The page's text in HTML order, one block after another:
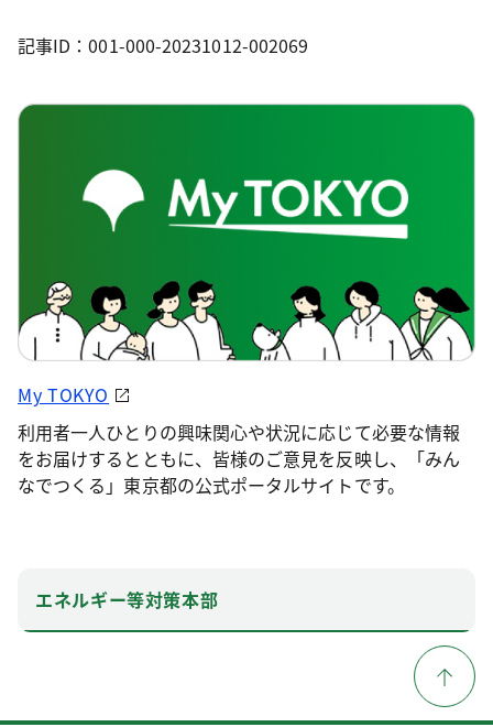
記事ID：001-000-20231012-002069
My TOKYO
利用者一人ひとりの興味関心や状況に応じて必要な情報
をお届けするとともに、皆様のご意見を反映し、「みん
なでつくる」東京都の公式ポータルサイトです。
エネルギー等対策本部